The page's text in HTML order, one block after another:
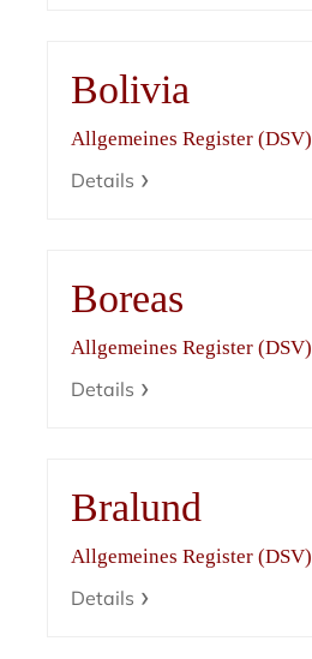
Bolivia
Allgemeines Register (DSV)
Details
Boreas
Allgemeines Register (DSV)
Details
Bralund
Allgemeines Register (DSV)
Details